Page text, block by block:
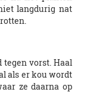
langdurig nat
vorst. Haal
als er kou wordt
ze daarna op